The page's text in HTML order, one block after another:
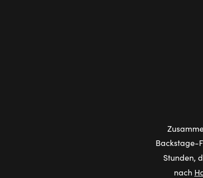
Backstage-
Stunden,
nach